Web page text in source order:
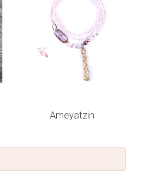
LEER MÁS
Ameyatzin